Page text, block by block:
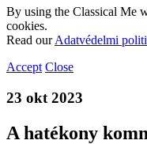
By using the Classical Me
cookies.
Read ourAdatvédelmi
Accept Close
23 okt 2023
A hatékony